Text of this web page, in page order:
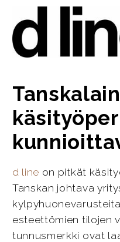
d line on pitkät
Tanskan johtava
esteettömien tilojen
tunnusmerkki ovat